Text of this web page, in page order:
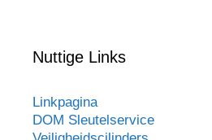
Nuttige Links
Linkpagina
DOM Sleutelservice